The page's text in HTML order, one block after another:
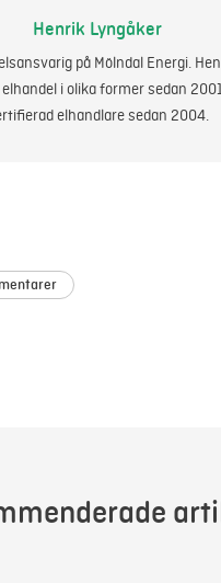
Henrik Lyngåker
på Mölndal Energi.
i olika former sedan
elhandlare sedan 2004.